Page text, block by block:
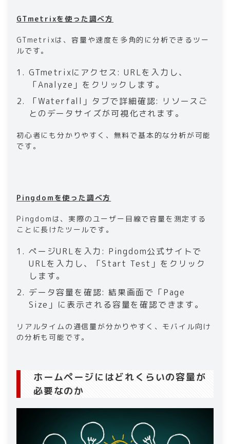
GTmetrixを使った調べ方
GTmetrixは、容量や速度を多角的に分析できるツー
ルです。
GTmetrixにアクセス: URLを入力し、
「Analyze」をクリックします。
「Waterfall」タブで詳細確認: リソースご
とのデータサイズが可視化されます。
初心者にも分かりやすく、無料で基本的な分析が可能
です。
Pingdomを使った調べ方
Pingdomは、実際のユーザー目線で容量を測定する
ことに長けたツールです。
ページURLを入力: Pingdom公式サイトで
URLを入力し、「Start Test」をクリック
します。
データ容量を確認: 結果画面で「Page
Size」に表示される容量を確認できます。
リアルタイムの通信量が分かりやすく、モバイル向け
の分析も可能です。
ホームページにはどれくらいの容量が
必要なのか